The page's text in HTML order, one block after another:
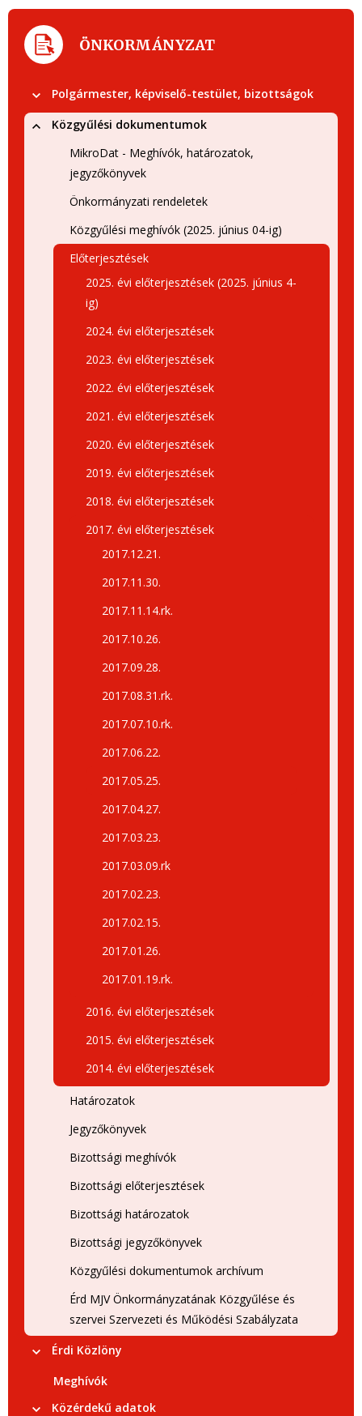
ÖNKORMÁNYZAT
Polgármester, képviselő-testület, bizottságok
Közgyűlési dokumentumok
MikroDat - Meghívók, határozatok,
jegyzőkönyvek
Önkormányzati rendeletek
Közgyűlési meghívók (2025. június 04-ig)
Előterjesztések
2025. évi előterjesztések (2025. június 4-
ig)
2024. évi előterjesztések
2023. évi előterjesztések
2022. évi előterjesztések
2021. évi előterjesztések
2020. évi előterjesztések
2019. évi előterjesztések
2018. évi előterjesztések
2017. évi előterjesztések
2017.12.21.
2017.11.30.
2017.11.14.rk.
2017.10.26.
2017.09.28.
2017.08.31.rk.
2017.07.10.rk.
2017.06.22.
2017.05.25.
2017.04.27.
2017.03.23.
2017.03.09.rk
2017.02.23.
2017.02.15.
2017.01.26.
2017.01.19.rk.
2016. évi előterjesztések
2015. évi előterjesztések
2014. évi előterjesztések
Határozatok
Jegyzőkönyvek
Bizottsági meghívók
Bizottsági előterjesztések
Bizottsági határozatok
Bizottsági jegyzőkönyvek
Közgyűlési dokumentumok archívum
Érd MJV Önkormányzatának Közgyűlése és
szervei Szervezeti és Működési Szabályzata
Érdi Közlöny
Meghívók
Közérdekű adatok